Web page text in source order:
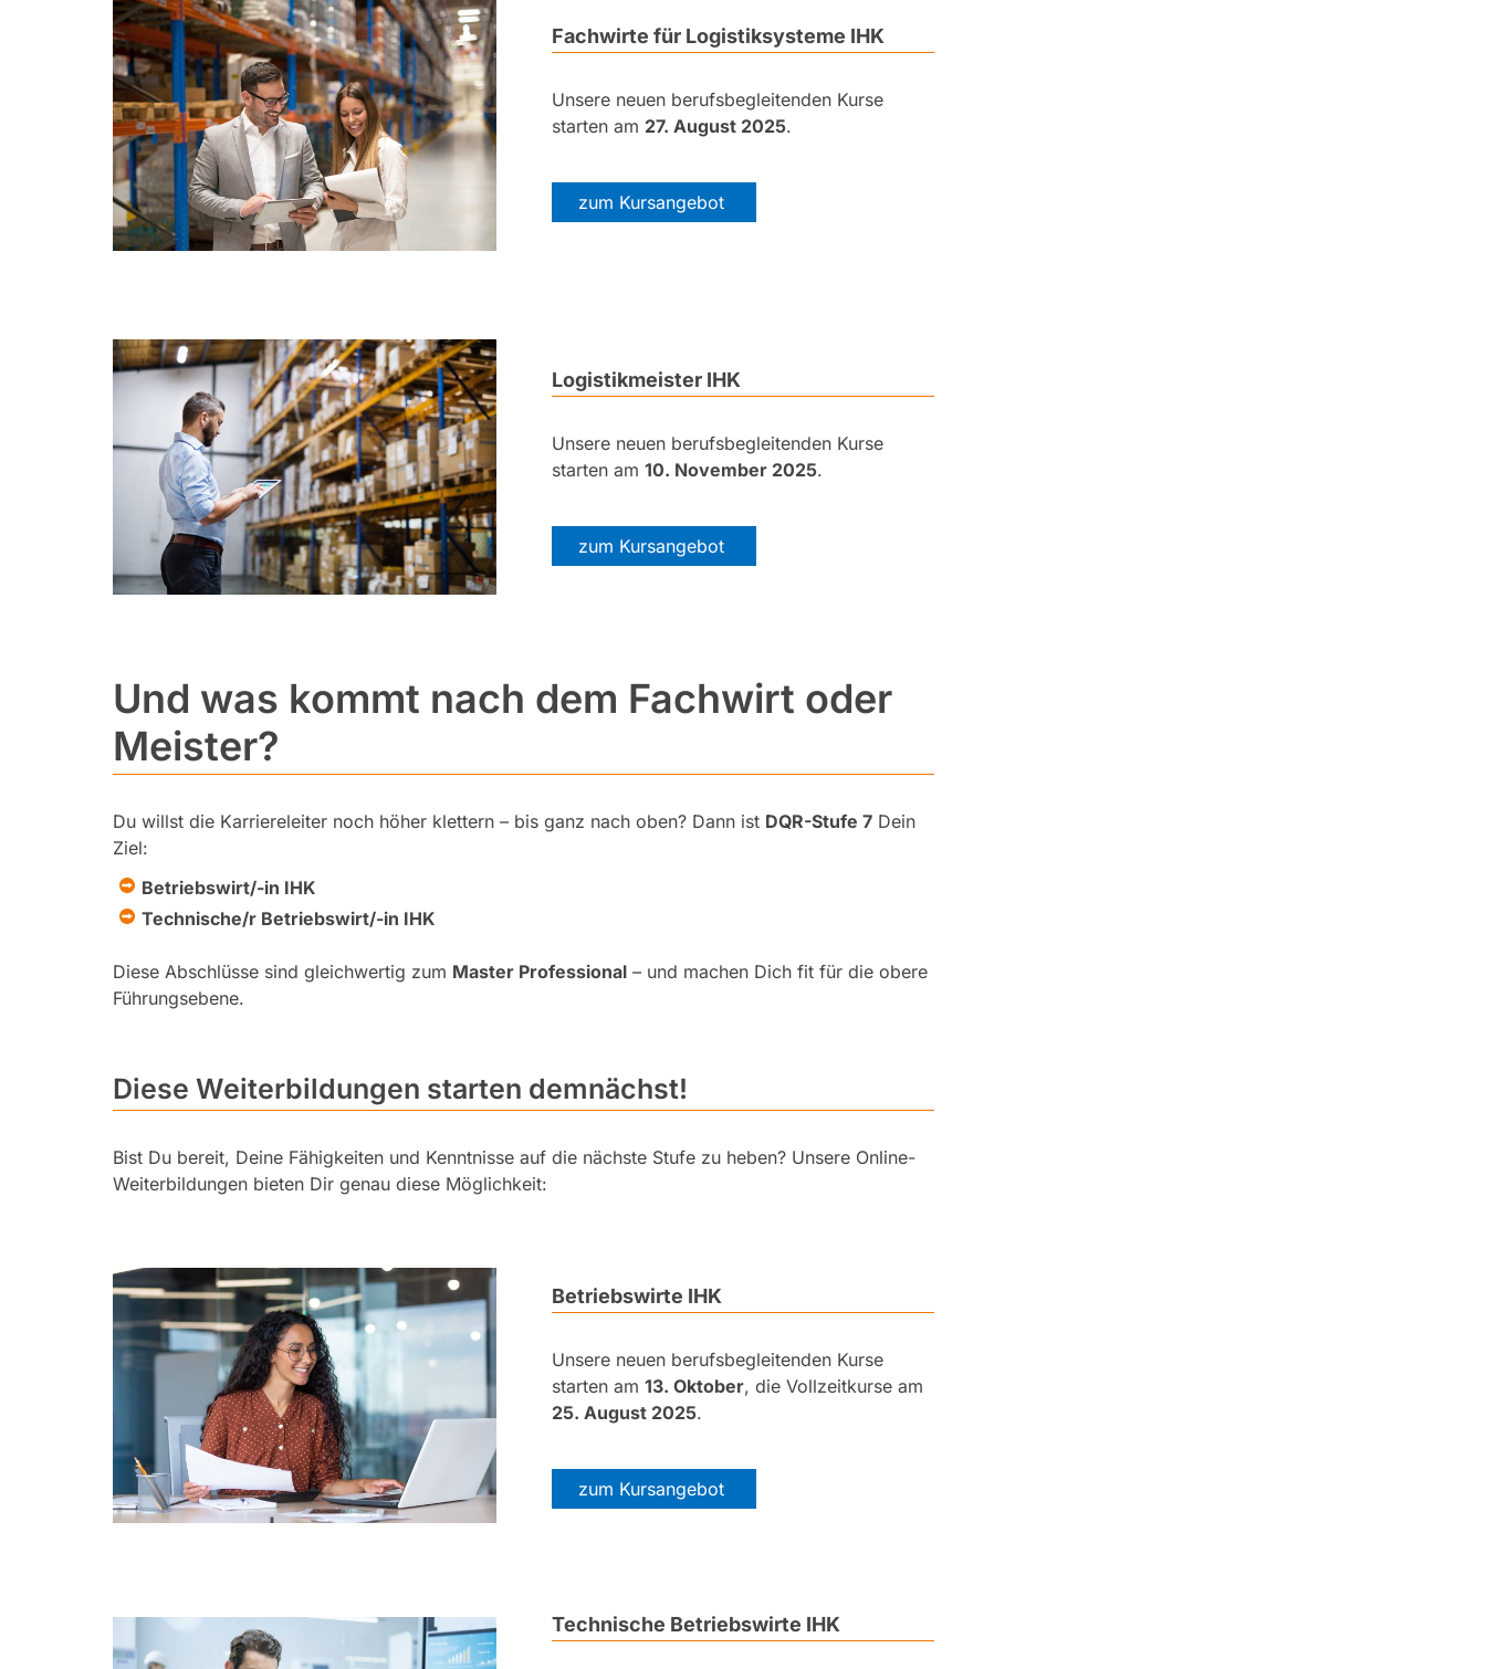
Fachwirte für Logistiksysteme IHK
Unsere neuen berufsbegleitenden Kurse
starten am 27. August 2025.
zum Kursangebot
Logistikmeister IHK
Unsere neuen berufsbegleitenden Kurse
starten am 10. November 2025.
zum Kursangebot
Und was kommt nach dem Fachwirt oder
Meister?
Du willst die Karriereleiter noch höher klettern – bis ganz nach oben? Dann ist DQR-Stufe 7 Dein
Ziel:
Betriebswirt/-in IHK
Technische/r Betriebswirt/-in IHK
Diese Abschlüsse sind gleichwertig zum Master Professional – und machen Dich fit für die obere
Führungsebene.
Diese Weiterbildungen starten demnächst!
Bist Du bereit, Deine Fähigkeiten und Kenntnisse auf die nächste Stufe zu heben? Unsere Online-
Weiterbildungen bieten Dir genau diese Möglichkeit:
Betriebswirte IHK
Unsere neuen berufsbegleitenden Kurse
starten am 13. Oktober, die Vollzeitkurse am
25. August 2025.
zum Kursangebot
Technische Betriebswirte IHK